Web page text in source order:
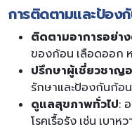
การติดตามและป้อง
ติดตามอาการอย่า
ของก้อน เลือดออก
ปรึกษาผู้เชี่ยวชาญ
รักษาและป้องกันก้อ
ดูแลสุขภาพทั่วไป:
โรคเรื้อรัง เช่น เบา